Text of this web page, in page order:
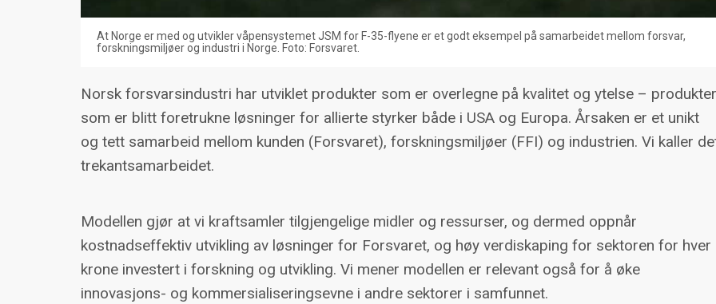
At Norge er med og utvikler våpensystemet JSM for F-35-flyene er et godt eksempel på samarbeidet mellom forsvar,
forskningsmiljøer og industri i Norge. Foto: Forsvaret.
Norsk forsvarsindustri har utviklet produkter som er overlegne på kvalitet og ytelse –
som er blitt foretrukne løsninger for allierte styrker både i USA og Europa. Årsaken er et unikt
og tett samarbeid mellom kunden (Forsvaret), forskningsmiljøer (FFI) og industrien. Vi kaller
trekantsamarbeidet.
Modellen gjør at vi kraftsamler tilgjengelige midler og ressurser, og dermed oppnår
kostnadseffektiv utvikling av løsninger for Forsvaret, og høy verdiskaping for sektoren for hver
krone investert i forskning og utvikling. Vi mener modellen er relevant også for å øke
innovasjons- og kommersialiseringsevne i andre sektorer i samfunnet.